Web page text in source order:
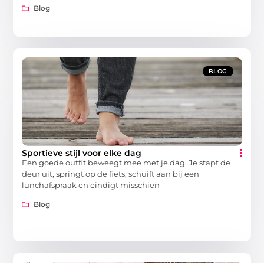
Blog
BLOG
Sportieve stijl voor elke dag
Een goede outfit beweegt mee met je dag. Je stapt de
deur uit, springt op de fiets, schuift aan bij een
lunchafspraak en eindigt misschien
Blog